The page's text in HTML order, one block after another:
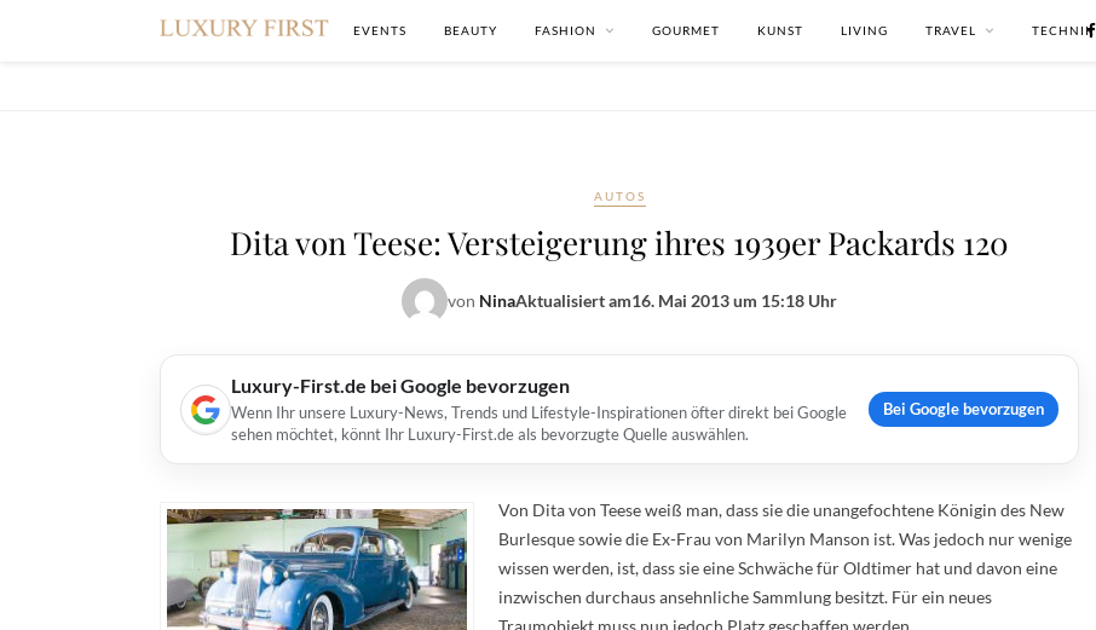
EVENTS BEAUTY FASHION GOURMET KUNST LIVING TRAVEL TECHNIK
AUTOS
Dita von Teese: Versteigerung ihres 1939er Packards 120
von NinaAktualisiert am16. Mai 2013 um 15:18 Uhr
Luxury-First.de bei Google bevorzugen
Wenn Ihr unsere Luxury-News, Trends und Lifestyle-Inspirationen öfter direkt bei Google
sehen möchtet, könnt Ihr Luxury-First.de als bevorzugte Quelle auswählen.
Bei Google bevorzugen
Von Dita von Teese weiß man, dass sie die unangefochtene Königin des New
Burlesque sowie die Ex-Frau von Marilyn Manson ist. Was jedoch nur wenige
wissen werden, ist, dass sie eine Schwäche für Oldtimer hat und davon eine
inzwischen durchaus ansehnliche Sammlung besitzt. Für ein neues
Traumobjekt muss nun jedoch Platz geschaffen werden.